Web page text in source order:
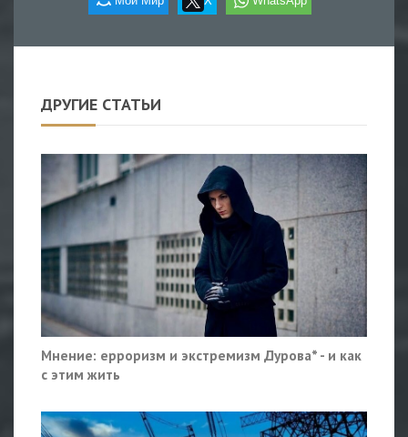
ДРУГИЕ СТАТЬИ
Мнение: ерроризм и экстремизм Дурова* - и как
с этим жить